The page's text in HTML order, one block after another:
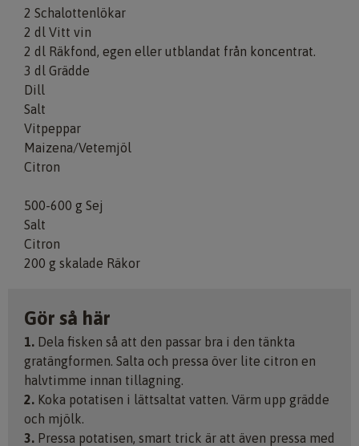
2 Schalottenlökar
2 dl Vitt vin
2 dl Räkfond, egen eller utblandat från koncentrat.
3 dl Grädde
Dill
Salt
Vitpeppar
Maizena/Vetemjöl
Citron
500-600 g Sej
Salt
Citron
200 g skalade Räkor
Gör så här
1. Dela fisken så att den passar bra i den tänkta
gratängformen. Salta och pressa över lite citron en
halvtimme innan tillagning.
2. Koka potatisen i lättsaltat vatten. Värm upp grädde
och mjölk.
3. Pressa potatisen, smart trick är att även pressa med